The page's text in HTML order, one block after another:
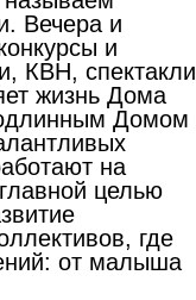
Вечера и
и
КВН, спектакли
жизнь Дома
Домом
на
целью
где
от малыша